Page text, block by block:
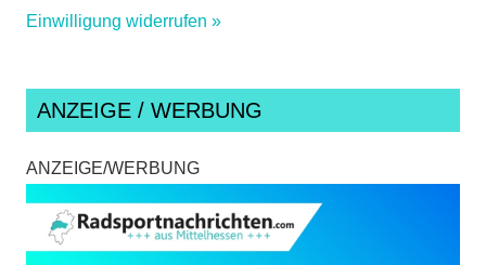
Einwilligung widerrufen »
ANZEIGE / WERBUNG
ANZEIGE/WERBUNG